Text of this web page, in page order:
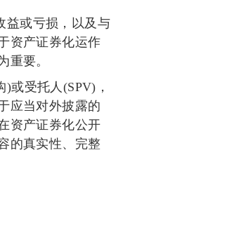
益或亏损，以及与
资产证券化运作
重要。
)或受托人 (SPV) ，
应当对外披露的
资产证券化公开
的真实性、完整